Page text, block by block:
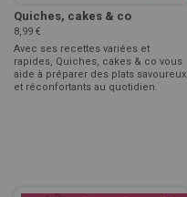
Quiches, cakes & co
8,99 €
Avec ses recettes variées et
rapides, Quiches, cakes & co vous
aide à préparer des plats savoureux
et réconfortants au quotidien.